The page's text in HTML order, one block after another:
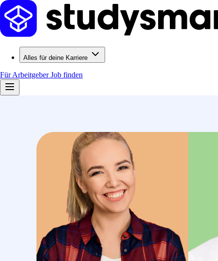
Alles für deine Karriere
Für ArbeitgeberJob finden